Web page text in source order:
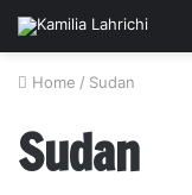
Home / Sudan
Sudan